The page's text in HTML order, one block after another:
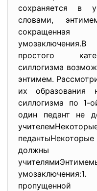
сохраняется в
словами,
простого
силлогизма
энтимем.
их образования
силлогизма по 1-
один педант не
должны
пропущенной